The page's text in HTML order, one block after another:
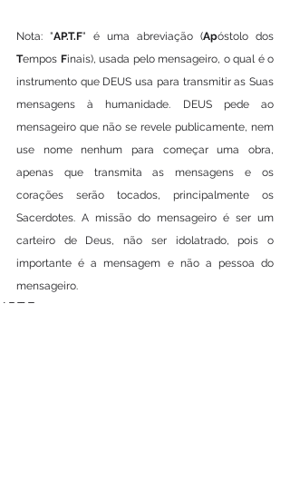
Nota: "AP.T.F" é uma abreviação (Ap
Tempos Finais), usada pelo mensageiro, o qual é o
instrumento que DEUS usa para transmitir as Suas
mensagens à humanidade. DEUS pede ao
mensageiro que não se revele publicamente, nem
use nome nenhum para começar uma obra,
apenas que transmita as mensagens e os
corações serão tocados, principalmente os
Sacerdotes. A missão do mensageiro é ser um
carteiro de Deus, não ser idolatrado, pois o
importante é a mensagem e não a pessoa do
mensageiro.
AP.T.F.